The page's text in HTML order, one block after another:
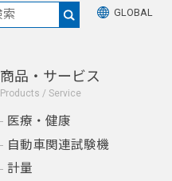
GLOBAL
商品・サービス
Products / Service
医療・健康
自動車関連試験機
計量